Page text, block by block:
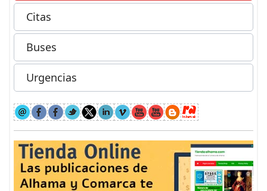
Citas
Buses
Urgencias